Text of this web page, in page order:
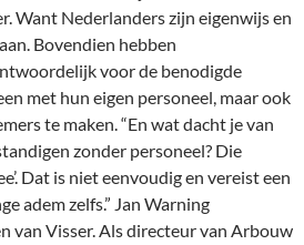
Want Nederlanders zijn eigenwijs en
Bovendien hebben
voor de benodigde
met hun eigen personeel, maar ook
te maken. “En wat dacht je van
zonder personeel? Die
Dat is niet eenvoudig en vereist een
adem zelfs.” Jan Warning
van Visser. Als directeur van Arbouw